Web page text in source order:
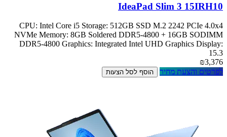
IdeaPad Slim 3 15IRH10
CPU: Intel Core i5 Storage: 512GB SSD M.2 2242 PCIe 4.0x4
NVMe Memory: 8GB Soldered DDR5-4800 + 16GB SODIMM
DDR5-4800 Graphics: Integrated Intel UHD Graphics Display:
15.3
₪3,376
לפרטים והצעת מחיר
הוסף לסל הצעות